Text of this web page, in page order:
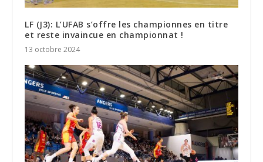
LF (J3): L’UFAB s’offre les championnes en titre
et reste invaincue en championnat !
13 octobre 2024